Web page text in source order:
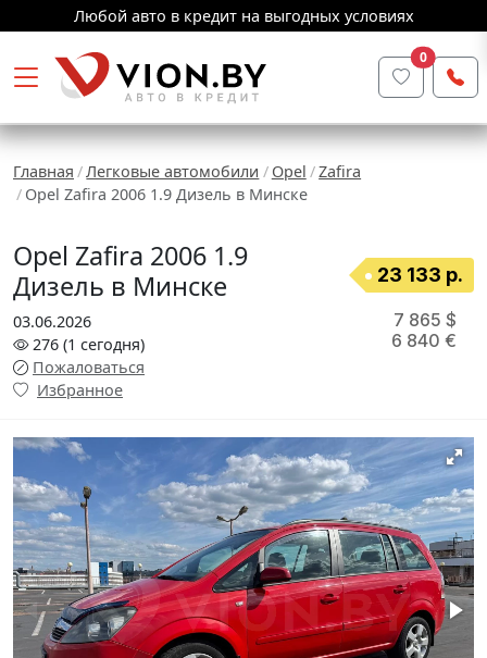
Любой авто в кредит на выгодных условиях
0
Главная Легковые автомобили Opel
Zafira
Opel Zafira 2006 1.9 Дизель в Минске
Opel Zafira 2006 1.9
Дизель в Минске
23 133 р.
03.06.2026
276 (1 сегодня)
Пожаловаться
Избранное
7 865 $
6 840 €